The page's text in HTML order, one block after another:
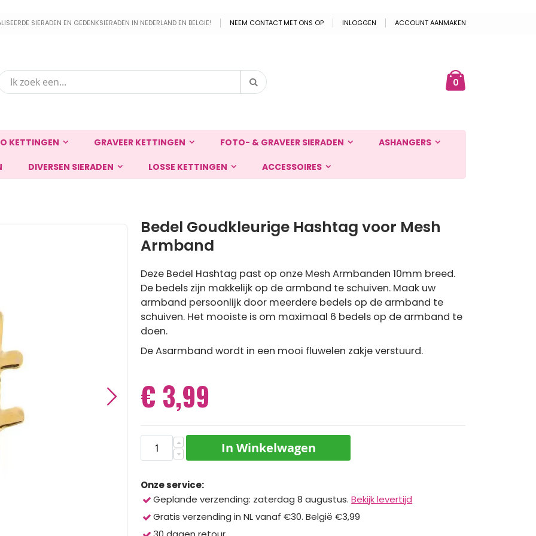
SIERADEN EN GEDENKSIERADEN IN NEDERLAND EN BELGIË! NEEM CONTACT MET ONS OP INLOGGEN ACCOUNT AANMAKEN
0producten
Zoek
KETTINGEN GRAVEER KETTINGEN FOTO- & GRAVEER SIERADEN ASHANGERS
DIVERSEN SIERADEN LOSSE KETTINGEN ACCESSOIRES
Bedel Goudkleurige Hashtag voor Mesh
Armband
Deze Bedel Hashtag past op onze Mesh Armbanden 10mm breed.
De bedels zijn makkelijk op de armband te schuiven. Maak uw
armband persoonlijk door meerdere bedels op de armband te
schuiven. Het mooiste is om maximaal 6 bedels op de armband te
doen.
De Asarmband wordt in een mooi fluwelen zakje verstuurd.
€ 3,99
In Winkelwagen
Onze service:
Geplande verzending: zaterdag 8 augustus. Bekijk levertijd
Gratis verzending in NL vanaf €30. België €3,99